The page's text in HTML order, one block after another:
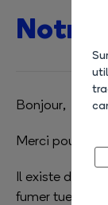
Notre
Bonjour,
Merci pour
Il existe de
fumer tue 1